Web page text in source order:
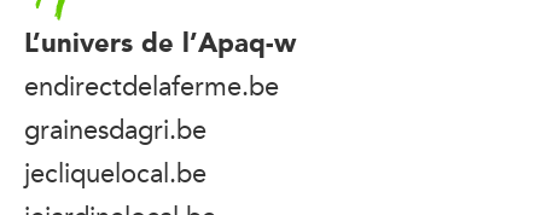
L’univers de l’Apaq-w
endirectdelaferme.be
grainesdagri.be
jecliquelocal.be